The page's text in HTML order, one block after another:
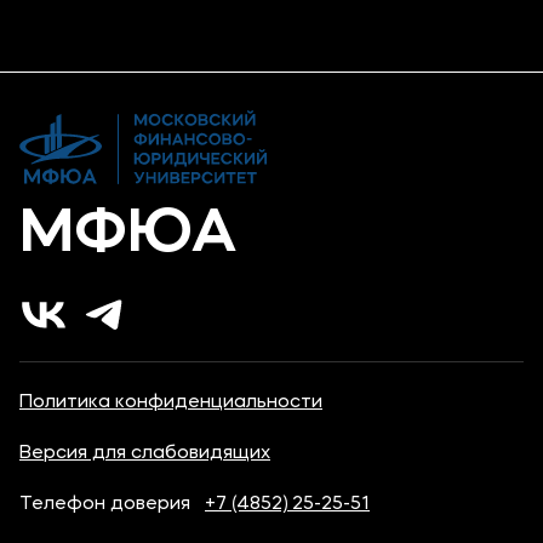
МФЮА
Политика конфиденциальности
Версия для слабовидящих
Телефон доверия +7 (4852) 25-25-51